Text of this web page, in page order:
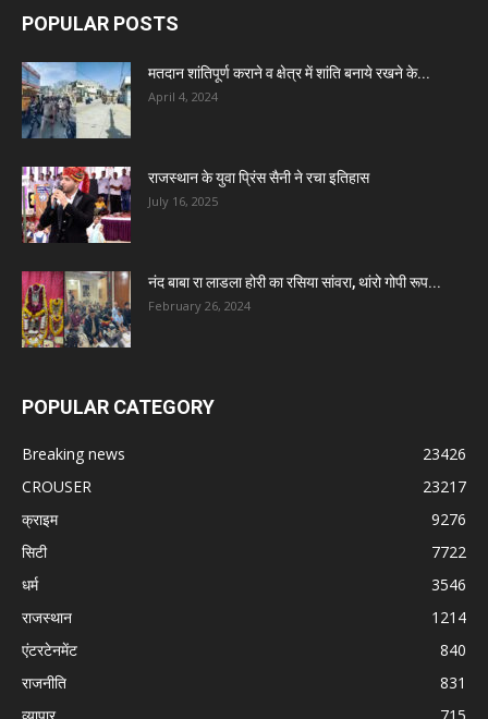
POPULAR POSTS
मतदान शांतिपूर्ण कराने व क्षेत्र में शांति बनाये रखने के...
April 4, 2024
राजस्थान के युवा प्रिंस सैनी ने रचा इतिहास
July 16, 2025
नंद बाबा रा लाडला होरी का रसिया सांवरा, थांरो गोपी रूप...
February 26, 2024
POPULAR CATEGORY
Breaking news
23426
CROUSER
23217
क्राइम
9276
सिटी
7722
धर्म
3546
राजस्थान
1214
एंटरटेनमेंट
840
राजनीति
831